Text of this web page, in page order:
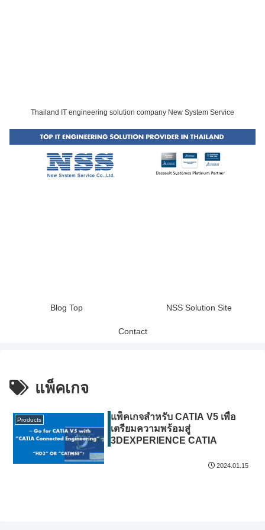
Thailand IT engineering solution company New System Service
Blog Top NSS Solution Site
Contact
แพ็คเกจ
Products
แพ็คเกจสำหรับ CATIA V5 เพื่อ
เตรียมความพร้อมสู่
3DEXPERIENCE CATIA
2024.01.15